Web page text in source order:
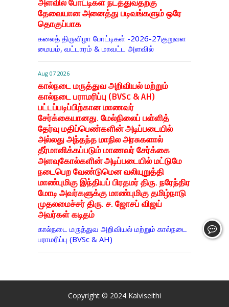
அளவில் போட்டிகள் நடத்துவதற்கு
தேவையான அனைத்து படிவங்களும் ஒரே
தொகுப்பாக
கலைத் திருவிழா போட்டிகள் -2026-27குறுவள
மையம், வட்டாரம் & மாவட்ட அளவில்
Aug 07 2026
கால்நடை மருத்துவ அறிவியல் மற்றும்
கால்நடை பராமரிப்பு (BVSc & AH)
பட்டப்படிப்பிற்கான மாணவர்
சேர்க்கையானது. மேல்நிலைப் பள்ளித்
தேர்வு மதிப்பெண்களின் அடிப்படையில்
அல்லது அந்தந்த மாநில அரசுகளால்
தீர்மானிக்கப்படும் மாணவர் சேர்க்கை
அளவுகோல்களின் அடிப்படையில் மட்டுமே
நடைபெற வேண்டுமென வலியுறுத்தி
மாண்புமிகு இந்தியப் பிரதமர் திரு. நரேந்திர
மோடி அவர்களுக்கு மாண்புமிகு தமிழ்நாடு
முதலமைச்சர் திரு. ச. ஜோசப் விஜய்
அவர்கள் கடிதம்
கால்நடை மருத்துவ அறிவியல் மற்றும் கால்நடை
பராமரிப்பு (BVSc & AH)
Copyright © 2024 Kalviseithi